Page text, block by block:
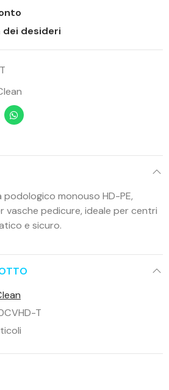
dei desideri
monouso HD-PE,
vasche pedicure, ideale per centri
e sicuro.
T